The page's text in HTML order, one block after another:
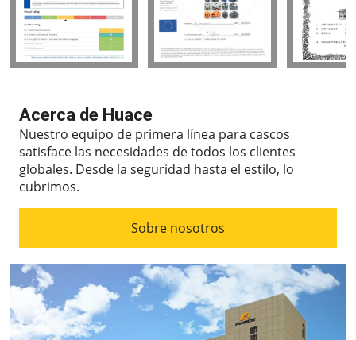
Acerca de Huace
Nuestro equipo de primera línea para cascos
satisface las necesidades de todos los clientes
globales. Desde la seguridad hasta el estilo, lo
cubrimos.
Sobre nosotros